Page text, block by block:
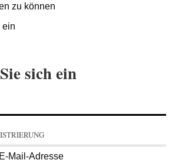
zu können
ein
sich ein
Mail-Adresse